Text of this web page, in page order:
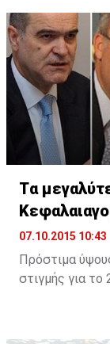
King Jason
Tα
07.10.2015 10:43
Πρόστιμα
στιγμής για
την πορεία